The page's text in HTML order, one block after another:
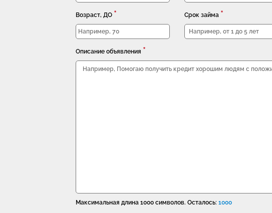
Возраст, ДО * Срок займа *
Описание объявления *
Максимальная длина 1000 символов. Осталось:1000